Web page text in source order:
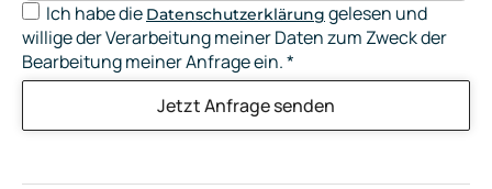
Ich habe die Datenschutzerklärung gelesen und
willige der Verarbeitung meiner Daten zum Zweck der
Bearbeitung meiner Anfrage ein.*
Jetzt Anfrage senden